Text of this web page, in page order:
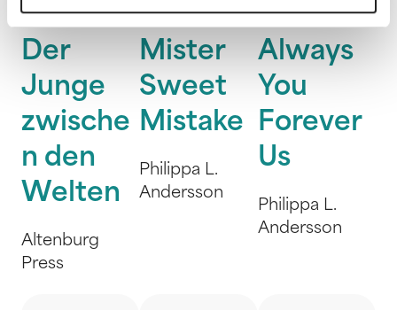
Der
Junge
zwische
n den
Welten
Altenburg
Press
Mister
Sweet
Mistake
Philippa L.
Andersson
Always
You
Forever
Us
Philippa L.
Andersson